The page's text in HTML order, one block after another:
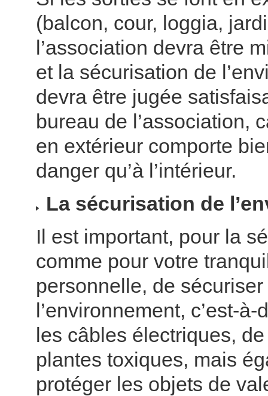
(balcon, cour, loggia,
l’association devra être
et la sécurisation de
devra être jugée
bureau de l’association,
en extérieur comporte
danger qu’à l’intérieur.
La sécurisation de
Il est important, pour la
comme pour votre
personnelle, de sécuriser
l’environnement, c’est-
les câbles électriques,
plantes toxiques, mais
protéger les objets de